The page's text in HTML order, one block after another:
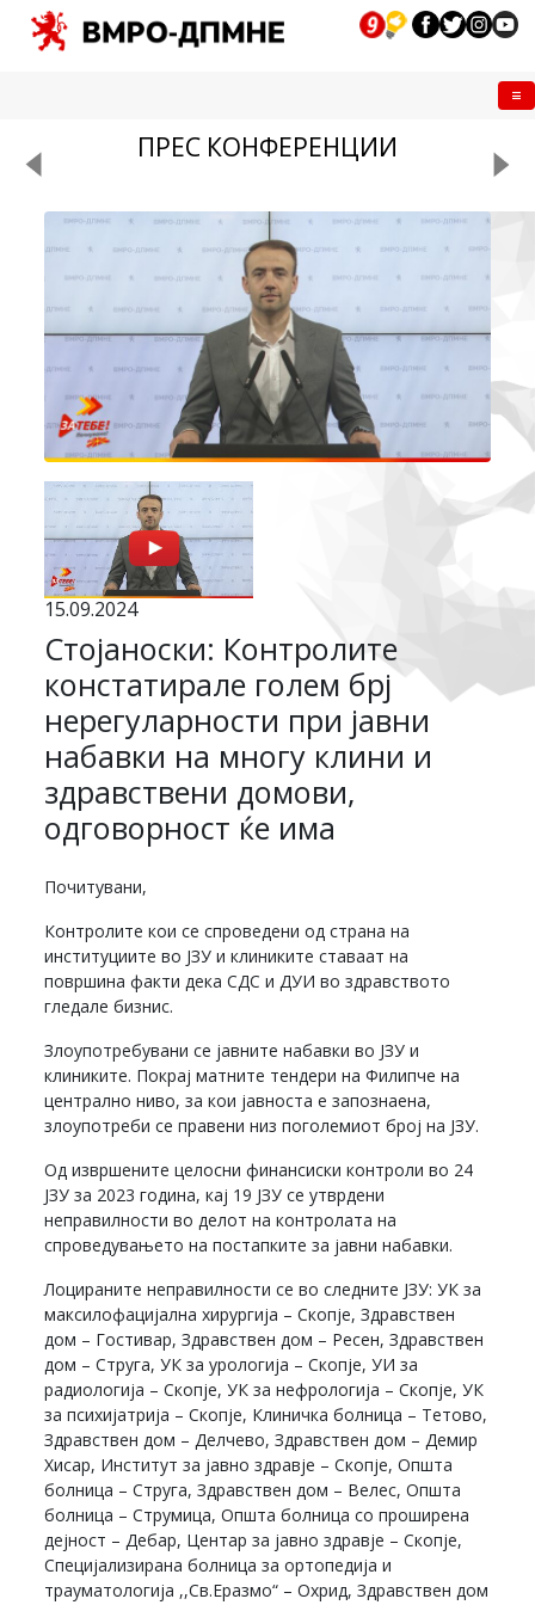
ПРЕС КОНФЕРЕНЦИИ
15.09.2024
Стојаноски: Контролите
констатирале голем брј
нерегуларности при јавни
набавки на многу клини и
здравствени домови,
одговорност ќе има
Почитувани,
Контролите кои се спроведени од страна на
институциите во ЈЗУ и клиниките ставаат на
површина факти дека СДС и ДУИ во здравството
гледале бизнис.
Злоупотребувани се јавните набавки во ЈЗУ и
клиниките. Покрај матните тендери на Филипче на
централно ниво, за кои јавноста е запознаена,
злоупотреби се правени низ поголемиот број на ЈЗУ.
Од извршените целосни финансиски контроли во 24
ЈЗУ за 2023 година, кај 19 ЈЗУ се утврдени
неправилности во делот на контролата на
спроведувањето на постапките за јавни набавки.
Лоцираните неправилности се во следните ЈЗУ: УК за
максилофацијална хирургија – Скопје, Здравствен
дом – Гостивар, Здравствен дом – Ресен, Здравствен
дом – Струга, УК за урологија – Скопје, УИ за
радиологија – Скопје, УК за нефрологија – Скопје, УК
за психијатрија – Скопје, Клиничка болница – Тетово,
Здравствен дом – Делчево, Здравствен дом – Демир
Хисар, Институт за јавно здравје – Скопје, Општа
болница – Струга, Здравствен дом – Велес, Општа
болница – Струмица, Општа болница со проширена
дејност – Дебар, Центар за јавно здравје – Скопје,
Специјализирана болница за ортопедија и
трауматологија ,,Св.Еразмо“ – Охрид, Здравствен дом